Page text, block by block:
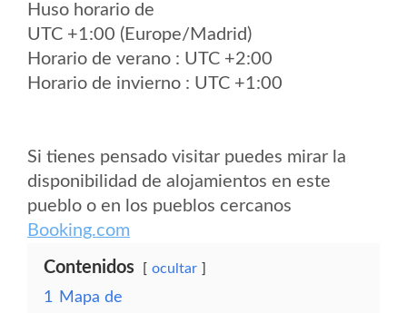
Huso horario de
UTC +1:00 (Europe/Madrid)
Horario de verano : UTC +2:00
Horario de invierno : UTC +1:00
Si tienes pensado visitar puedes mirar la
disponibilidad de alojamientos en este
pueblo o en los pueblos cercanos
Booking.com
Contenidos ocultar
1
Mapa de